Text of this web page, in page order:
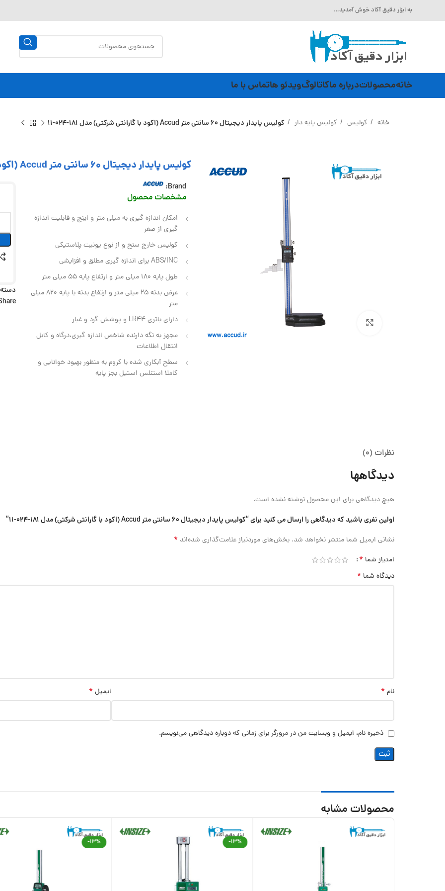
به ابزار دقیق آکاد خوش آمدید…
خانهمحصولاتدرباره ماکاتالوگویدئو هاتماس با ما
خانه کولیس کولیس پایه دار کولیس پایدار دیجیتال 60 سانتی متر Accud (اکود با گارانتی شرکتی) مدل 181-024-11
بزرگنمایی تصویر
کولیس پایدار دیجیتال 60 سانتی متر Accud (اکود با گارانتی شرکتی) مدل 181-024-11
Brand:
مشخصات محصول
امکان اندازه گیری به میلی متر و اینچ و قابلیت اندازه
گیری از صفر
کولیس خارج سنج و از نوع یونیت پلاستیکی
ABS/INC برای اندازه گیری مطلق و افزایشی
طول پایه 180 میلی متر و ارتفاع پایه 55 میلی متر
عرض بدنه 25 میلی متر و ارتفاع بدنه با پایه 820 میلی
متر
دارای باتری LR44 و پوشش گرد و غبار
مجهز به نگه دارنده شاخص اندازه گیری،درگاه و کابل
انتقال اطلاعات
سطح آبکاری شده با کروم به منظور بهبود خوانایی و
کاملا استنلس استیل بجز پایه
نظرات (0)
دیدگاهها
هیچ دیدگاهی برای این محصول نوشته نشده است.
اولین نفری باشید که دیدگاهی را ارسال می کنید برای “کولیس پایدار دیجیتال 60 سانتی متر Accud (اکود با گارانتی شرکتی) مدل 181-024-11”
نشانی ایمیل شما منتشر نخواهد شد. بخش‌های موردنیاز علامت‌گذاری شده‌اند *
امتیاز شما *
دیدگاه شما *
نام * ایمیل *
ذخیره نام، ایمیل و وبسایت من در مرورگر برای زمانی که دوباره دیدگاهی می‌نویسم.
محصولات مشابه
-13%
-13%